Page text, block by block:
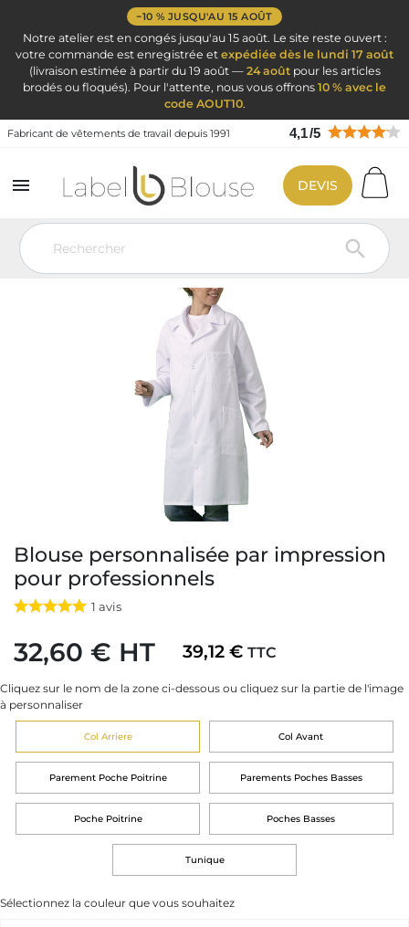
−10 % JUSQU'AU 15 AOÛT
Notre atelier est en congés jusqu'au 15 août. Le site reste ouvert :
votre commande est enregistrée et expédiée dès le lundi 17 août
(livraison estimée à partir du 19 août — 24 aoûtpour les articles
brodés ou floqués). Pour l'attente, nous vous offrons 10 % avec le
code AOUT10.
Fabricant de vêtements de travail depuis 1991 4,1/5


DEVIS
Vêtement de travail Blouse personnalisé
Blouse personnalisée par
Blouse personnalisée par impression
pour professionnels
1 avis
32,60 € HT 39,12 € TTC
Cliquez sur le nom de la zone ci-dessous ou cliquez sur la partie de l'image
à personnaliser
Col Arriere Col Avant
Parement Poche Poitrine Parements Poches Basses
Poche Poitrine Poches Basses
Tunique
Sélectionnez la couleur que vous souhaitez